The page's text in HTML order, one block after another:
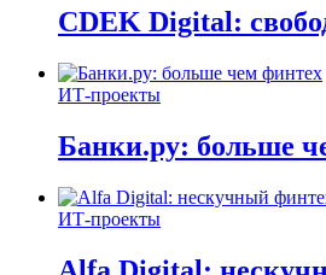
CDEK Digital:
ИТ-проекты
Банки.ру: больше
ИТ-проекты